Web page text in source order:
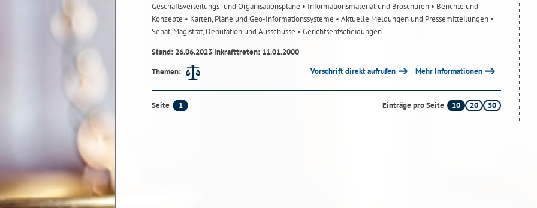
Geschäftsverteilungs- und Organisationspläne • Informationsmaterial und Broschüren • Berichte und
Konzepte • Karten, Pläne und Geo-Informationssysteme • Aktuelle Meldungen und Pressemitteilungen •
Senat, Magistrat, Deputation und Ausschüsse • Gerichtsentscheidungen
Stand: 26.06.2023 Inkrafttreten: 11.01.2000
Themen:
Vorschrift direkt aufrufen Mehr Informationen
Seite 1 Einträge pro Seite 10 20 50